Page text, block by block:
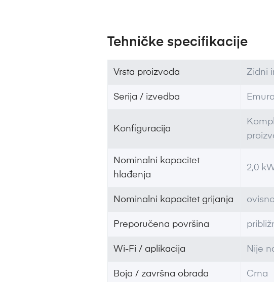
Tehničke specifikacije
Vrsta proizvoda Zidni
Serija / izvedba Emura
Konfiguracija
Nominalni kapacitet
hlađenja
2,0
Nominalni kapacitet grijanja
Preporučena površina
Wi-Fi / aplikacija Nije
Boja / završna obrada Crna